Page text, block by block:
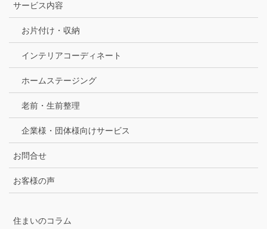
サービス内容
お片付け・収納
インテリアコーディネート
ホームステージング
老前・生前整理
企業様・団体様向けサービス
お問合せ
お客様の声
住まいのコラム